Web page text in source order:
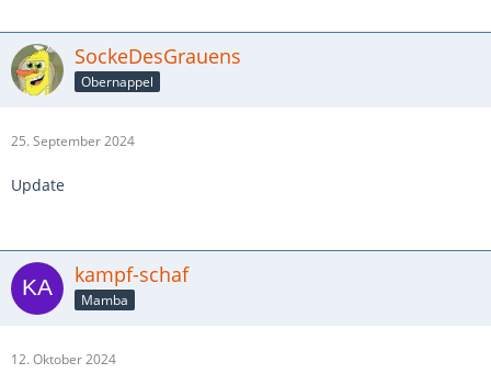
SockeDesGrauens
Obernappel
25. September 2024
Update
kampf-schaf
Mamba
12. Oktober 2024